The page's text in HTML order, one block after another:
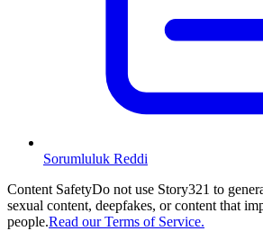
Sorumluluk Reddi
Content SafetyDo not use Story321 to
sexual content, deepfakes, or content that
people.Read our Terms of Service.